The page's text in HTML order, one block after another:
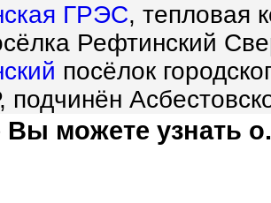
ГРЭС, тепловая
Рефтинский
посёлок
Вы можете узнать